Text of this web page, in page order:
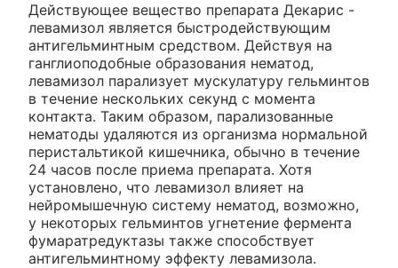
Действующее вещество препарата Декарис -
левамизол является быстродействующим
антигельминтным средством. Действуя на
ганглиоподобные образования нематод,
левамизол парализует мускулатуру гельминтов
в течение нескольких секунд с момента
контакта. Таким образом, парализованные
нематоды удаляются из организма нормальной
перистальтикой кишечника, обычно в течение
24 часов после приема препарата. Хотя
установлено, что левамизол влияет на
нейромышечную систему нематод, возможно,
у некоторых гельминтов угнетение фермента
фумаратредуктазы также способствует
антигельминтному эффекту левамизола.